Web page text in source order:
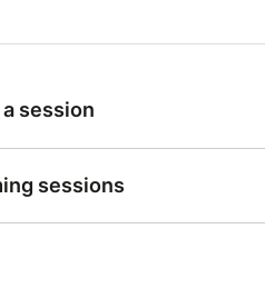
aux auteurs et aux
qui stimule :
session
sessions